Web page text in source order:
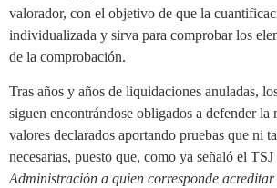
valorador, con el objetivo de que la
individualizada y sirva para comprobar los
de la comprobación.
Tras años y años de liquidaciones anuladas,
siguen encontrándose obligados a defender la
valores declarados aportando pruebas que ni
necesarias, puesto que, como ya señaló el
Administración a quien corresponde